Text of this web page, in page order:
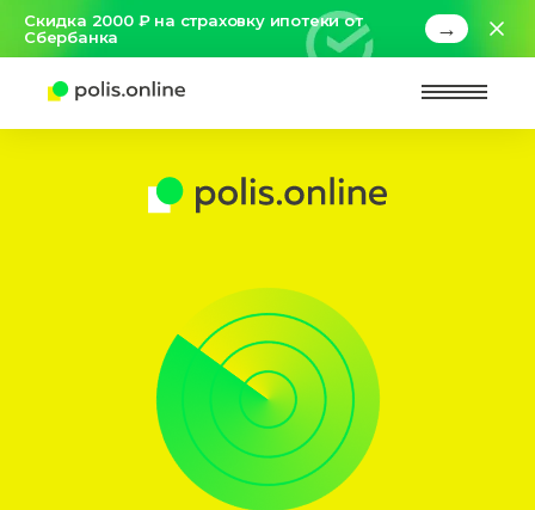
Скидка 2000 ₽ на страховку ипотеки от
Сбербанка
→